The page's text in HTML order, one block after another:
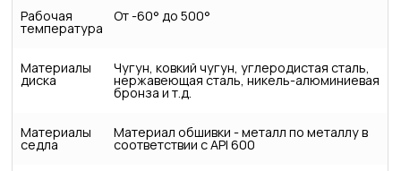
Рабочая
температура
От -60° до 500°
Материалы
диска
Чугун, ковкий чугун, углеродистая сталь,
нержавеющая сталь, никель-алюминиевая
бронза и т.д.
Материалы
седла
Материал обшивки - металл по металлу в
соответствии с API 600